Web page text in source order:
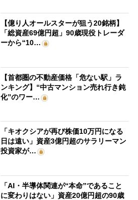
【億り人オールスターが狙う20銘柄】
「総資産69億円超」90歳現役トレーダ
ーから“10…
【首都圏の不動産価格「危ない駅」ラ
ンキング】“中古マンション売れ行き鈍
化”のワー…
「キオクシアが再び株価10万円になる
日は遠い」資産3億円超のサラリーマン
投資家が…
「AI・半導体関連が“本命”であること
に変わりはない」資産20億円超の90歳